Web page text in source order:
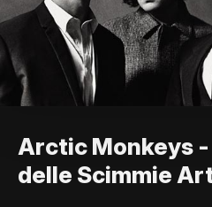
Arctic Monkeys -
delle Scimmie